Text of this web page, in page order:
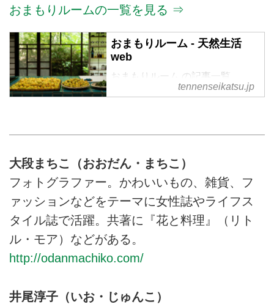
おまもりルームの一覧を見る ⇒
おまもりルーム - 天然生活
web
おまもりルーム の記事一覧
tennenseikatsu.jp
大段まちこ（おおだん・まちこ）
フォトグラファー。かわいいもの、雑貨、フ
ァッションなどをテーマに女性誌やライフス
タイル誌で活躍。共著に『花と料理』（リト
ル・モア）などがある。
http://odanmachiko.com/
井尾淳子（いお・じゅんこ）